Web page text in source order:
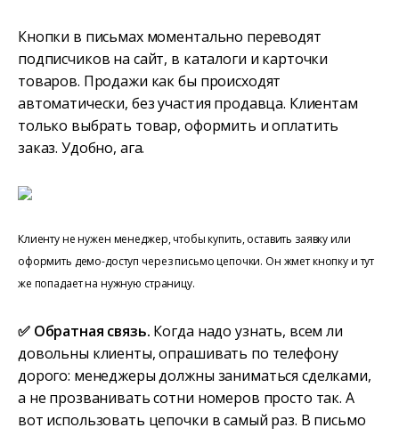
Кнопки в письмах моментально переводят
подписчиков на сайт, в каталоги и карточки
товаров. Продажи как бы происходят
автоматически, без участия продавца. Клиентам
только выбрать товар, оформить и оплатить
заказ. Удобно, ага.
Клиенту не нужен менеджер, чтобы купить, оставить заявку или
оформить демо-доступ через письмо цепочки. Он жмет кнопку и тут
же попадает на нужную страницу.
✅ Обратная связь. Когда надо узнать, всем ли
довольны клиенты, опрашивать по телефону
дорого: менеджеры должны заниматься сделками,
а не прозванивать сотни номеров просто так. А
вот использовать цепочки в самый раз. В письмо